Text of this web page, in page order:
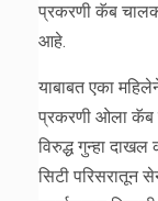
प्रकरणी कॅब
आहे.
याबाबत एका
प्रकरणी ओला कॅब
विरुद्ध गुन्हा
सिटी परिसरातून